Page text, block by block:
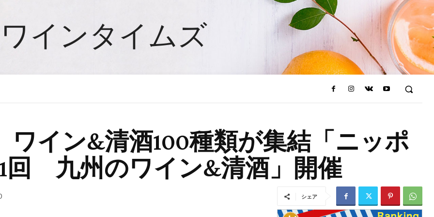
ワインタイムズ
イン&清酒100種類が集結「ニッポ
回 九州のワイン&清酒」開催
シェア